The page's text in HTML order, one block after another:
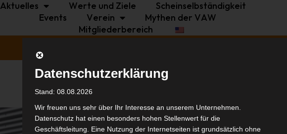
Aktuelles Werte und Ziele
Scheinselbständigkeit
Events
Verein
Mythen der VAW
Mitgliederbereich
Datenschutzerklärung
Stand: 08.08.2026
Wir freuen uns sehr über Ihr Interesse an unserem Unternehmen.
Datenschutz hat einen besonders hohen Stellenwert für die
Geschäftsleitung. Eine Nutzung der Internetseiten ist grundsätzlich ohne